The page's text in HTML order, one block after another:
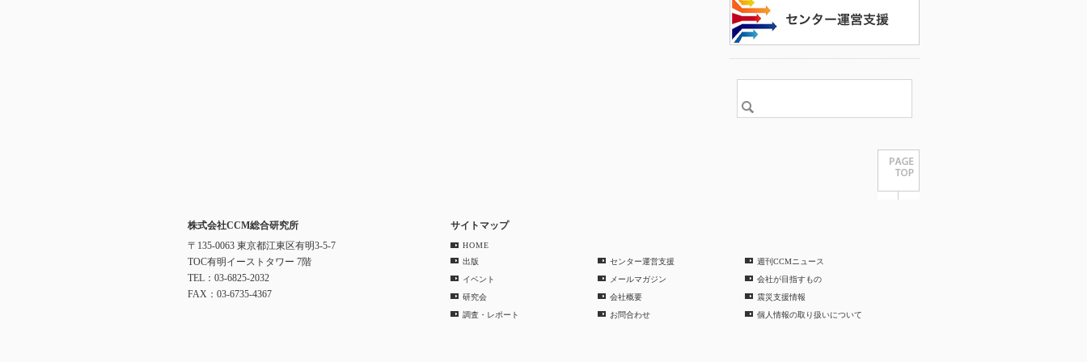
株式会社CCM総合研究所
〒135-0063 東京都江東区有明3-5-7
TOC有明イーストタワー 7階
TEL：03-6825-2032
FAX：03-6735-4367
サイトマップ
HOME
出版
センター運営支援
週刊CCMニュース
イベント
メールマガジン
会社が目指すもの
研究会
会社概要
震災支援情報
調査・レポート
お問合わせ 個人情報の取り扱いについて